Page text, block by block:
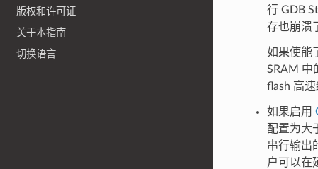
版权和许可证
关于本指南
切换语言
行 GDB
存也崩溃
如果使能
SRAM 中
flash 高
如果启用
配置为大
串行输出
户可以在